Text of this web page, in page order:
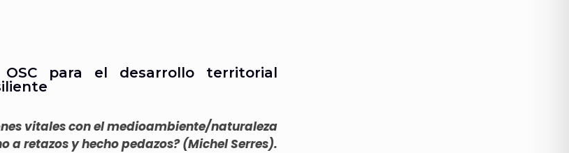
para el desarrollo territorial
vitales con el medioambiente/naturaleza
a retazos y hecho pedazos? (Michel Serres).